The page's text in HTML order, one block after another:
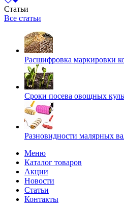
Статьи
Все статьи
Расшифровка маркировки
Сроки посева овощных
Разновидности малярных
Меню
Каталог товаров
Акции
Новости
Статьи
Контакты